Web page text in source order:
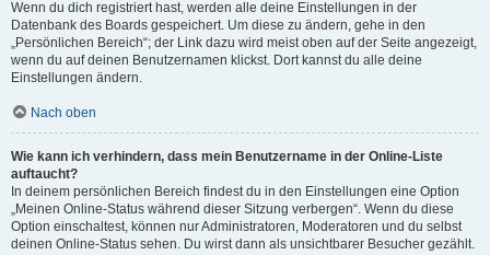
Wenn du dich registriert hast, werden alle deine Einstellungen in der
Datenbank des Boards gespeichert. Um diese zu ändern, gehe in den
„Persönlichen Bereich“; der Link dazu wird meist oben auf der Seite angezeigt,
wenn du auf deinen Benutzernamen klickst. Dort kannst du alle deine
Einstellungen ändern.
Nach oben
Wie kann ich verhindern, dass mein Benutzername in der Online-Liste
auftaucht?
In deinem persönlichen Bereich findest du in den Einstellungen eine Option
„Meinen Online-Status während dieser Sitzung verbergen“. Wenn du diese
Option einschaltest, können nur Administratoren, Moderatoren und du selbst
deinen Online-Status sehen. Du wirst dann als unsichtbarer Besucher gezählt.